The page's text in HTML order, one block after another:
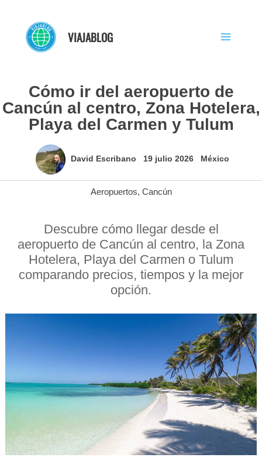
contenido
VIAJABLOG
Cómo ir del aeropuerto de
Cancún al centro, Zona Hotelera,
Playa del Carmen y Tulum
David Escribano 19 julio 2026 México
Aeropuertos, Cancún
Descubre cómo llegar desde el
aeropuerto de Cancún al centro, la Zona
Hotelera, Playa del Carmen o Tulum
comparando precios, tiempos y la mejor
opción.